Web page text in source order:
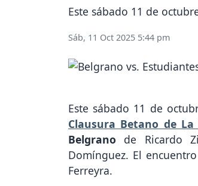
Este sábado 11 de
Sáb, 11 Oct 2025 5:44 pm
Este sábado 11 de
Clausura Betano de
Belgrano de Ricardo
Domínguez. El
Ferreyra.